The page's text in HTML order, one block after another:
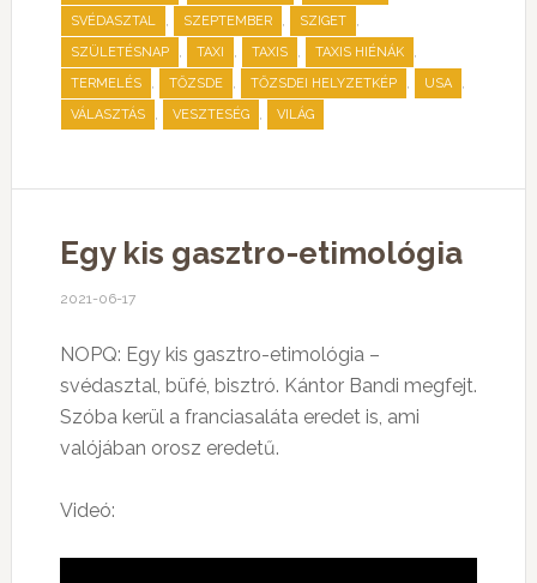
SVÉDASZTAL , SZEPTEMBER , SZIGET ,
SZÜLETÉSNAP , TAXI , TAXIS , TAXIS HIÉNÁK ,
TERMELÉS , TŐZSDE , TŐZSDEI HELYZETKÉP , USA ,
VÁLASZTÁS , VESZTESÉG , VILÁG
Egy kis gasztro-etimológia
2021-06-17
NOPQ: Egy kis gasztro-etimológia –
svédasztal, büfé, bisztró. Kántor Bandi megfejt.
Szóba kerül a franciasaláta eredet is, ami
valójában orosz eredetű.
Videó: